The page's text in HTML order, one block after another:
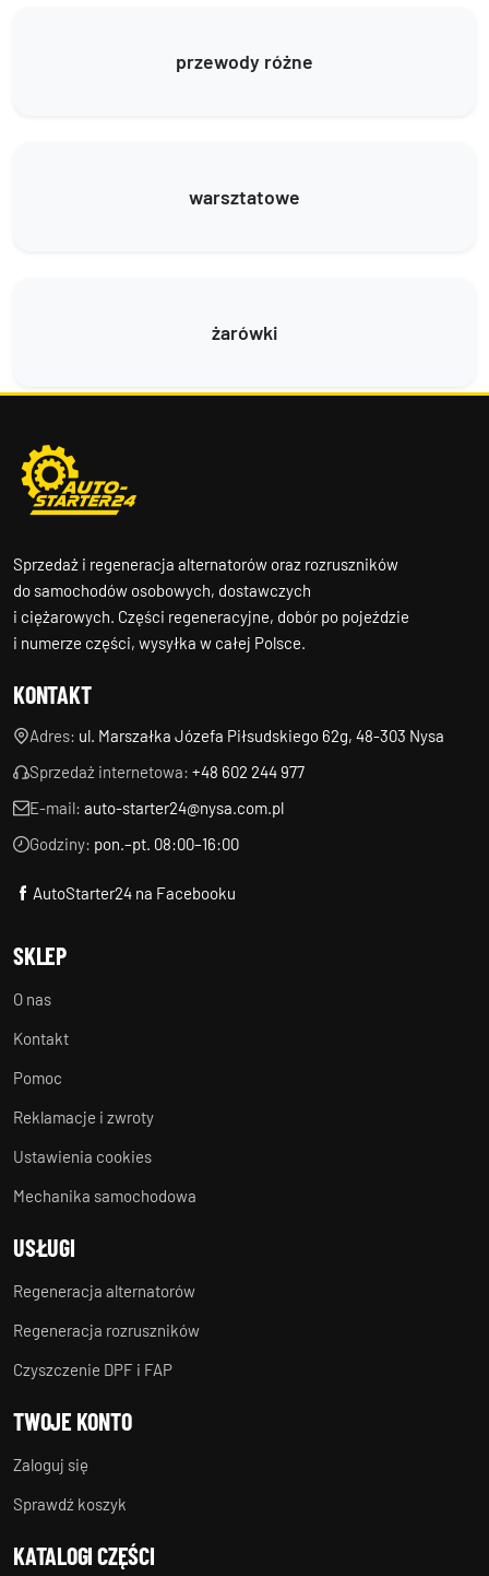
przewody różne
warsztatowe
żarówki
Sprzedaż i regeneracja alternatorów oraz rozruszników
do samochodów osobowych, dostawczych
i ciężarowych. Części regeneracyjne, dobór po pojeździe
i numerze części, wysyłka w całej Polsce.
KONTAKT
Adres: ul. Marszałka Józefa Piłsudskiego 62g, 48-303 Nysa
Sprzedaż internetowa: +48 602 244 977
E-mail: auto-starter24@nysa.com.pl
Godziny: pon.–pt. 08:00–16:00
AutoStarter24 na Facebooku
SKLEP
O nas
Kontakt
Pomoc
Reklamacje i zwroty
Ustawienia cookies
Mechanika samochodowa
USŁUGI
Regeneracja alternatorów
Regeneracja rozruszników
Czyszczenie DPF i FAP
TWOJE KONTO
Zaloguj się
Sprawdź koszyk
KATALOGI CZĘŚCI